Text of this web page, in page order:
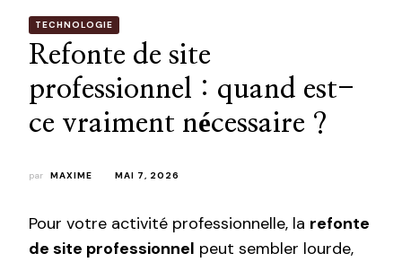
TECHNOLOGIE
Refonte de site
professionnel : quand est-
ce vraiment nécessaire ?
par MAXIME MAI 7, 2026
Pour votre activité professionnelle, la refonte
de site professionnel peut sembler lourde,